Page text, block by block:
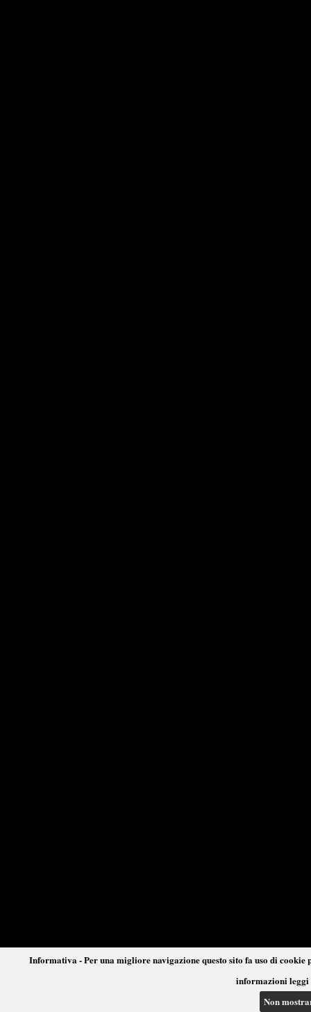
Informativa - Per una migliore navigazione questo sito fa uso di
informazioni leggi
Non